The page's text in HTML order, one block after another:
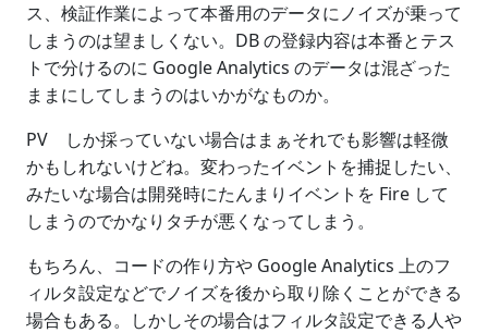
ス、検証作業によって本番用のデータにノイズが乗って
しまうのは望ましくない。DB の登録内容は本番とテス
トで分けるのに Google Analytics のデータは混ざった
ままにしてしまうのはいかがなものか。
PV しか採っていない場合はまぁそれでも影響は軽微
かもしれないけどね。変わったイベントを捕捉したい、
みたいな場合は開発時にたんまりイベントを Fire して
しまうのでかなりタチが悪くなってしまう。
もちろん、コードの作り方や Google Analytics 上のフ
ィルタ設定などでノイズを後から取り除くことができる
場合もある。しかしその場合はフィルタ設定できる人や